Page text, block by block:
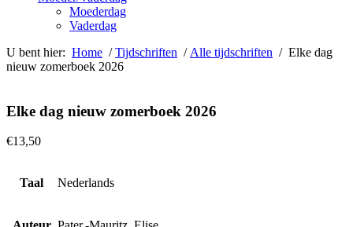
Moederdag
Vaderdag
U bent hier: Home /Tijdschriften / Alle tijdschriften / Elke dag
nieuw zomerboek 2026
Elke dag nieuw zomerboek 2026
€13,50
Taal Nederlands